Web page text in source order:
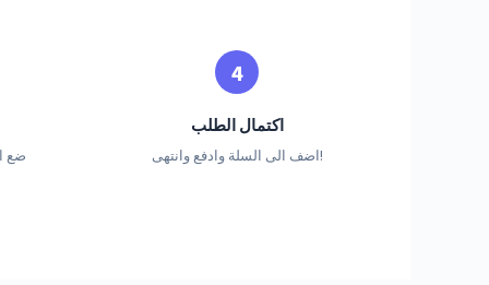
ضع
اكتمال الطلب
اضف الى السلة وادفع وانتهى!